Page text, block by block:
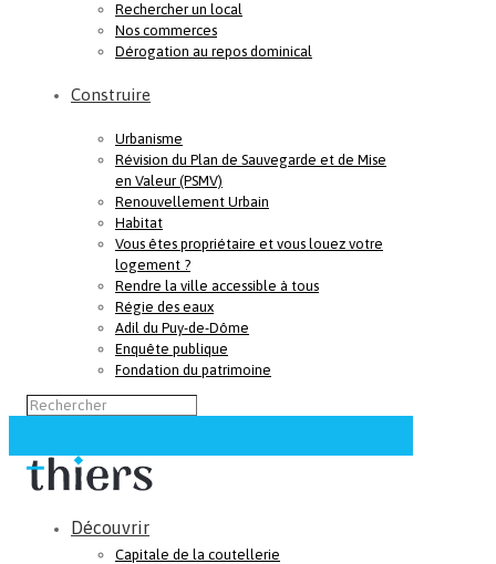
Rechercher un local
Nos commerces
Dérogation au repos dominical
Construire
Urbanisme
Révision du Plan de Sauvegarde et de Mise
en Valeur (PSMV)
Renouvellement Urbain
Habitat
Vous êtes propriétaire et vous louez votre
logement ?
Rendre la ville accessible à tous
Régie des eaux
Adil du Puy-de-Dôme
Enquête publique
Fondation du patrimoine
Découvrir
Capitale de la coutellerie